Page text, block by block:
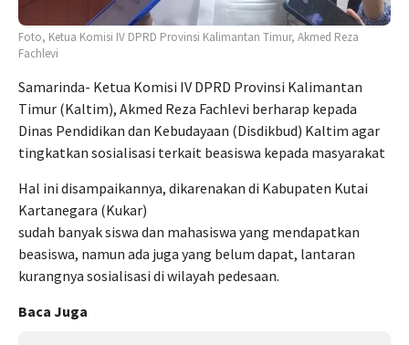
Foto, Ketua Komisi IV DPRD Provinsi Kalimantan Timur, Akmed Reza
Fachlevi
Samarinda- Ketua Komisi IV DPRD Provinsi Kalimantan
Timur (Kaltim), Akmed Reza Fachlevi berharap kepada
Dinas Pendidikan dan Kebudayaan (Disdikbud) Kaltim agar
tingkatkan sosialisasi terkait beasiswa kepada masyarakat
Hal ini disampaikannya, dikarenakan di Kabupaten Kutai
Kartanegara (Kukar)
sudah banyak siswa dan mahasiswa yang mendapatkan
beasiswa, namun ada juga yang belum dapat, lantaran
kurangnya sosialisasi di wilayah pedesaan.
Baca Juga